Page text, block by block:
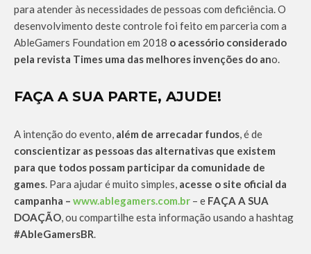
para atender às necessidades de pessoas com deficiência. O
desenvolvimento deste controle foi feito em parceria com a
AbleGamers Foundation em 2018 o acessório considerado
pela revista Times uma das melhores invenções do ano.
FAÇA A SUA PARTE, AJUDE!
A intenção do evento, além de arrecadar fundos, é de
conscientizar as pessoas das alternativas que existem
para que todos possam participar da comunidade de
games. Para ajudar é muito simples, acesse o site oficial da
campanha – www.ablegamers.com.br – e FAÇA A SUA
DOAÇÃO, ou compartilhe esta informação usando a hashtag
#AbleGamersBR.